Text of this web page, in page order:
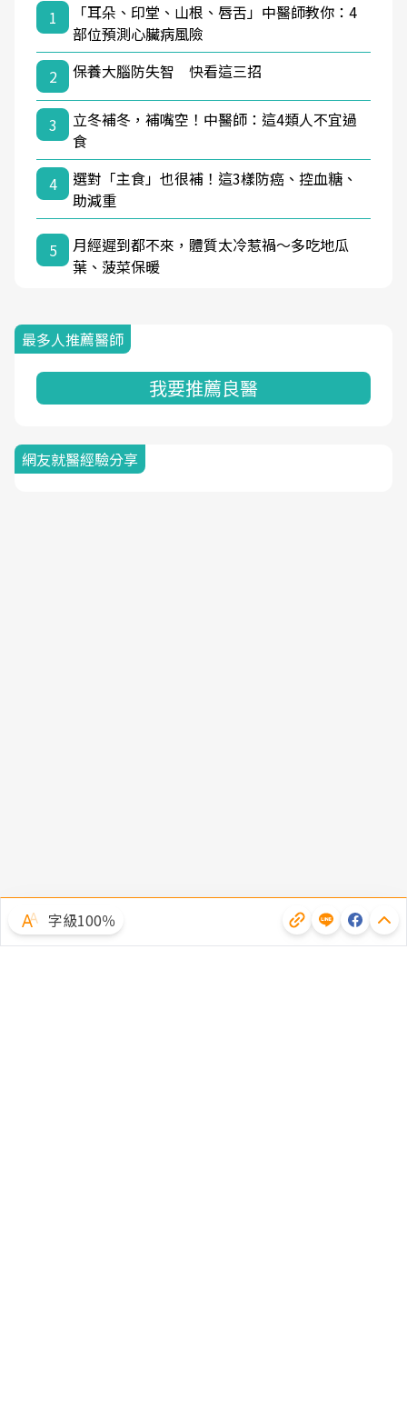
1
「耳朵、印堂、山根、唇舌」中醫師教你：4
部位預測心臟病風險
2
保養大腦防失智 快看這三招
3
立冬補冬，補嘴空！中醫師：這4類人不宜過
食
4
選對「主食」也很補！這3樣防癌、控血糖、
助減重
5
月經遲到都不來，體質太冷惹禍〜多吃地瓜
葉、菠菜保暖
最多人推薦醫師
我要推薦良醫
網友就醫經驗分享
字級100％